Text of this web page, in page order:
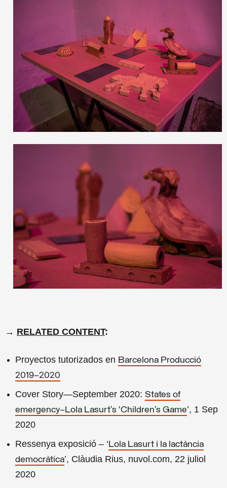
→ RELATED CONTENT:
Proyectos tutorizados en Barcelona Producció
2019–2020
Cover Story—September 2020: States of
emergency—Lola Lasurt’s ‘Children’s Game’, 1 Sep
2020
Ressenya exposició – ‘Lola Lasurt i la lactància
democràtica’, Clàudia Rius, nuvol.com, 22 juliol
2020